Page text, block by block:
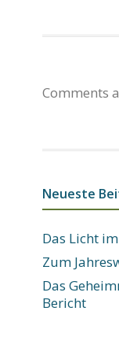
Comments
Neueste
Das Licht
Zum
Das
Bericht